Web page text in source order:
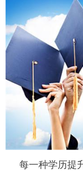
每一种学历提